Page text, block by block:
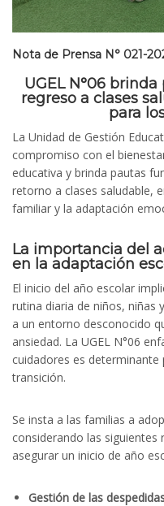
Nota de Prensa N° 021-
UGEL N°06
regreso a clases
para
La Unidad de Gestión
compromiso con el
educativa y brinda pautas
retorno a clases saludable,
familiar y la adaptación
La importancia del
en la adaptación
El inicio del año escolar
rutina diaria de niños, niñas
a un entorno desconocido
ansiedad. La UGEL N°06
cuidadores es
transición.
Se insta a las familias a
considerando las siguientes
asegurar un inicio de año
Gestión de las